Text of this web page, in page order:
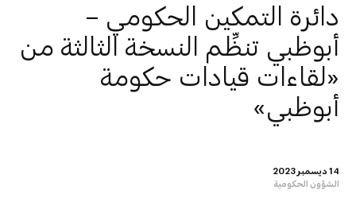
14 ديسمبر 2023
الشؤون الحكومية
دائرة التمكين الحكومي –
أبوظبي تنظِّم النسخة الثالثة من
«لقاءات قيادات حكومة
أبوظبي»